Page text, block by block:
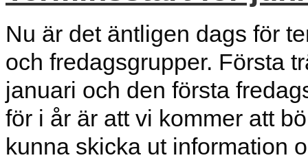
Nu är det äntligen dags för
och fredagsgrupper. Första
januari och den första
för i år är att vi kommer att
kunna skicka ut information